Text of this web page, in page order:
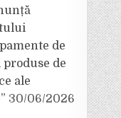
de
de
ale
30/06/2026